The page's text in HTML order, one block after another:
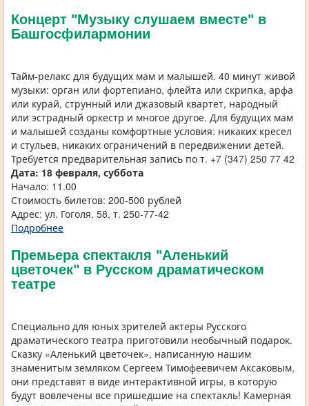
Концерт "Музыку слушаем вместе" в
Башгосфилармонии
Тайм-релакс для будущих мам и малышей. 40 минут живой
музыки: орган или фортепиано, флейта или скрипка, арфа
или курай, струнный или джазовый квартет, народный
или эстрадный оркестр и многое другое. Для будущих мам
и малышей созданы комфортные условия: никаких кресел
и стульев, никаких ограничений в передвижении детей.
Требуется предварительная запись по т. +7 (347) 250 77 42
Дата: 18 февраля, суббота
Начало: 11.00
Стоимость билетов: 200-500 рублей
Адрес: ул. Гоголя, 58, т. 250-77-42
Подробнее
Премьера спектакля "Аленький
цветочек" в Русском драматическом
театре
Специально для юных зрителей актеры Русского
драматического театра приготовили необычный подарок.
Сказку «Аленький цветочек», написанную нашим
знаменитым земляком Сергеем Тимофеевичем Аксаковым,
они представят в виде интерактивной игры, в которую
будут вовлечены все пришедшие на спектакль! Камерная